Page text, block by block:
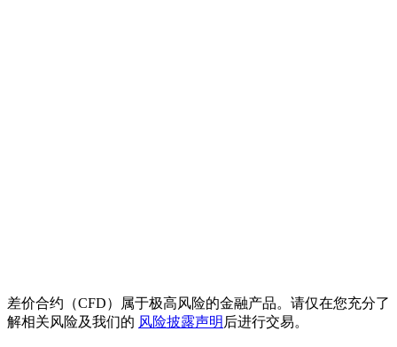
差价合约（CFD）属于极高风险的金融产品。请仅在您充分了
解相关风险及我们的 风险披露声明 后进行交易。